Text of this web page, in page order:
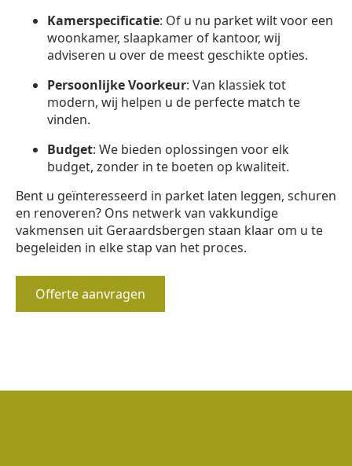
Kamerspecificatie: Of u nu parket wilt voor een
woonkamer, slaapkamer of kantoor, wij
adviseren u over de meest geschikte opties.
Persoonlijke Voorkeur: Van klassiek tot
modern, wij helpen u de perfecte match te
vinden.
Budget: We bieden oplossingen voor elk
budget, zonder in te boeten op kwaliteit.
Bent u geïnteresseerd in parket laten leggen, schuren
en renoveren? Ons netwerk van vakkundige
vakmensen uit Geraardsbergen staan klaar om u te
begeleiden in elke stap van het proces.
Offerte aanvragen